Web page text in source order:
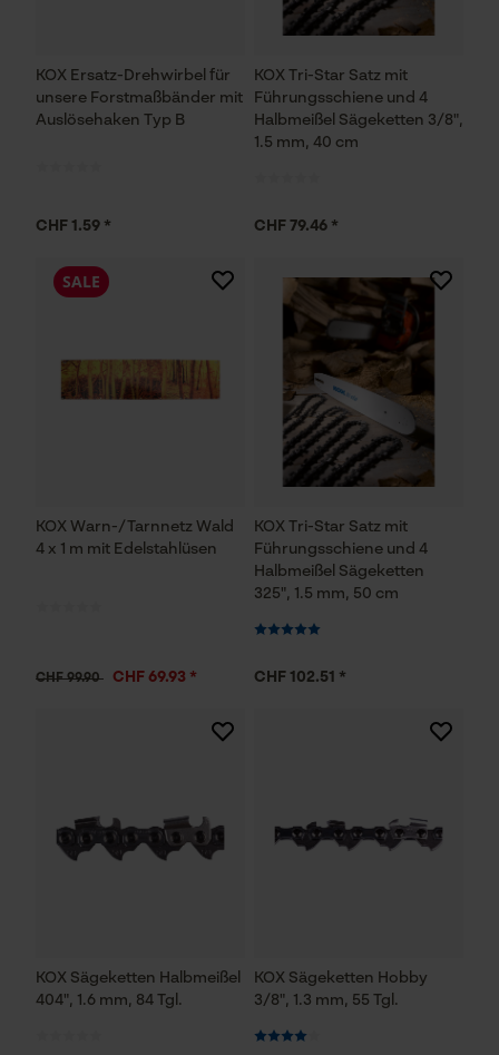
KOX Ersatz-Drehwirbel für
unsere Forstmaßbänder mit
Auslösehaken Typ B
CHF 1.59 *
KOX Tri-Star Satz mit
Führungsschiene und 4
Halbmeißel Sägeketten 3/8",
1.5 mm, 40 cm
CHF 79.46 *
KOX Warn-/Tarnnetz Wald
4 x 1 m mit Edelstahlüsen
SALE
CHF 99.90 CHF 69.93 *
KOX Tri-Star Satz mit
Führungsschiene und 4
Halbmeißel Sägeketten
325", 1.5 mm, 50 cm
CHF 102.51 *
KOX Sägeketten Halbmeißel
404", 1.6 mm, 84 Tgl.
KOX Sägeketten Hobby
3/8", 1.3 mm, 55 Tgl.